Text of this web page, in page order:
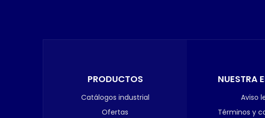
PRODUCTOS
Catálogos industrial
Ofertas
NUESTRA
Aviso
Términos y